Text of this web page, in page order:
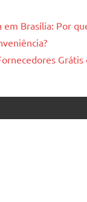
Brasília: Por
Grátis